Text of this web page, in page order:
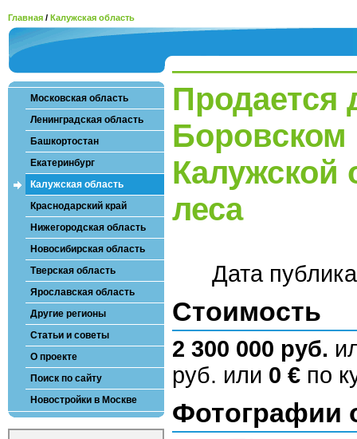
Главная / Калужская область
Московская область
Ленинградская область
Башкортостан
Екатеринбург
Калужская область
Краснодарский край
Нижегородская область
Новосибирская область
Тверская область
Ярославская область
Другие регионы
Статьи и советы
О проекте
Поиск по сайту
Новостройки в Москве
Продается
Боровском
Калужской
леса
Дата
Стоимость
2 300 000 руб.
руб. или 0 € по
Фотографии